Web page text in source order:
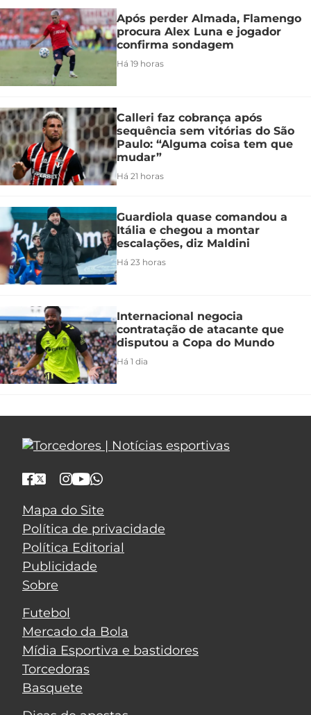
Após perder Almada, Flamengo
procura Alex Luna e jogador
confirma sondagem
Há 19 horas
Calleri faz cobrança após
sequência sem vitórias do São
Paulo: “Alguma coisa tem que
mudar”
Há 21 horas
Guardiola quase comandou a
Itália e chegou a montar
escalações, diz Maldini
Há 23 horas
Internacional negocia
contratação de atacante que
disputou a Copa do Mundo
Há 1 dia
Mapa do Site
Política de privacidade
Política Editorial
Publicidade
Sobre
Futebol
Mercado da Bola
Mídia Esportiva e bastidores
Torcedoras
Basquete